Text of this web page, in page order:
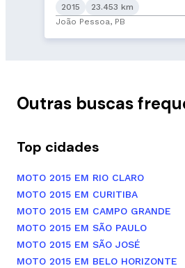
2015
23.453 km
João Pessoa, PB
Outras buscas
Top cidades
MOTO 2015 EM RIO CLARO
MOTO 2015 EM CURITIBA
MOTO 2015 EM CAMPO GRANDE
MOTO 2015 EM SÃO PAULO
MOTO 2015 EM SÃO JOSÉ
MOTO 2015 EM BELO HORIZONTE